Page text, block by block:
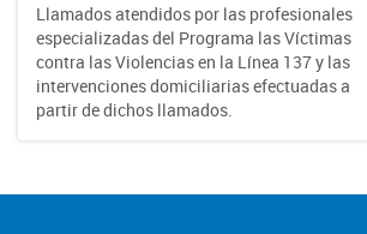
Llamados atendidos por las profesionales
especializadas del Programa las Víctimas
contra las Violencias en la Línea 137 y las
intervenciones domiciliarias efectuadas a
partir de dichos llamados.